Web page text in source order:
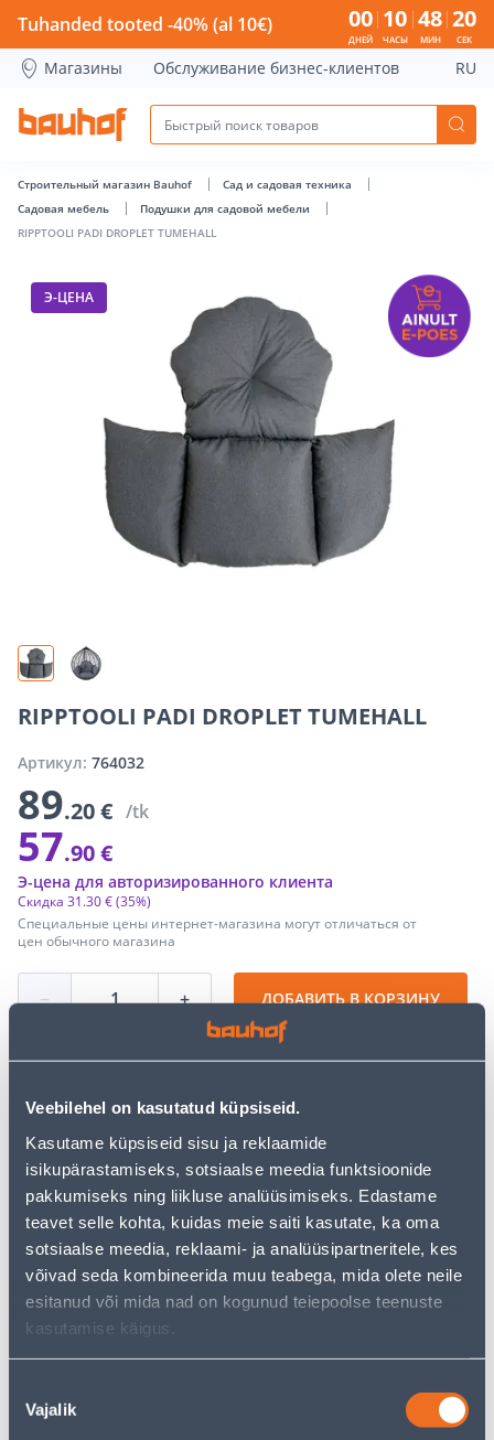
Veebilehel on kasutatud küpsiseid.
Kasutame küpsiseid sisu ja reklaamide
isikupärastamiseks, sotsiaalse meedia funktsioonide
pakkumiseks ning liikluse analüüsimiseks. Edastame
teavet selle kohta, kuidas meie saiti kasutate, ka oma
sotsiaalse meedia, reklaami- ja analüüsipartneritele, kes
võivad seda kombineerida muu teabega, mida olete neile
esitanud või mida nad on kogunud teiepoolse teenuste
kasutamise käigus.
valik
Vajalik
RIPPTOOLI PADI DROPLET TUMEHALL - Bauhof has loaded
Tuhanded tooted -40% (al 10€) 00
ДНЕЙ
10
ЧАСЫ
48
МИН
20
СЕК
Магазины Обслуживание бизнес-клиентов RU
Строительный магазин Bauhof
Сад и садовая техника
Садовая мебель
Подушки для садовой мебели
RIPPTOOLI PADI DROPLET TUMEHALL
Э-ЦЕНА
RIPPTOOLI PADI DROPLET TUMEHALL
Артикул: 764032
89.20 € /tk
57.90 €
Специальные цены интернет-магазина могут отличаться от
цен обычного магазина
Скидка 31.30 €(35%)
Э-цена для авторизированного клиента
− + ДОБАВИТЬ В КОРЗИНУ
Посмотреть наличие
• 14-päevane tagastusõigus.
• HANKIJA LAOST TELLITAV TOODE
Калькулятор рассрочки
Депозит Платежи
14 .87 €